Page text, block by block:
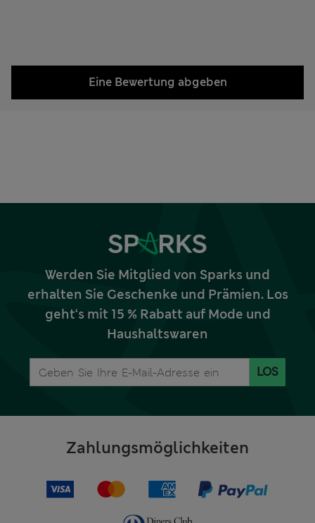
Eine Bewertung abgeben
Werden Sie Mitglied von Sparks und
erhalten Sie Geschenke und Prämien. Los
geht‘s mit 15 % Rabatt auf Mode und
Haushaltswaren
LOS
Zahlungsmöglichkeiten